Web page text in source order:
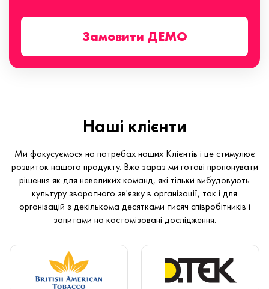
Замовити ДЕМО
Наші клієнти
Ми фокусуємося на потребах наших Клієнтів і це стимулює
розвиток нашого продукту. Вже зараз ми готові пропонувати
рішення як для невеликих команд, які тільки вибудовують
культуру зворотного зв'язку в організації, так і для
організацій з декількома десятками тисяч співробітників і
запитами на кастомізовані дослідження.